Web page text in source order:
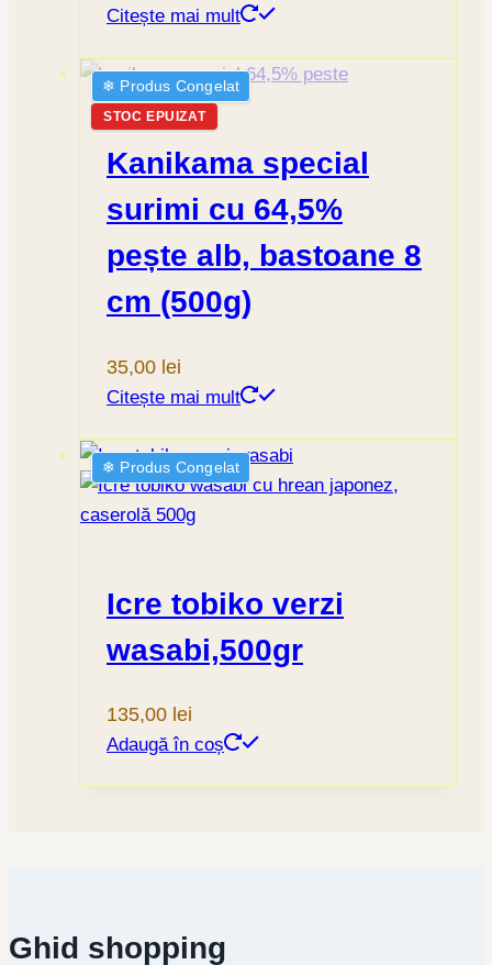
Citește mai mult
❄︎ Produs Congelat
STOC EPUIZAT
Kanikama special
surimi cu 64,5%
pește alb, bastoane 8
cm (500g)
35,00 lei
Citește mai mult
❄︎ Produs Congelat
Icre tobiko verzi
wasabi,500gr
135,00 lei
Adaugă în coș
Ghid shopping